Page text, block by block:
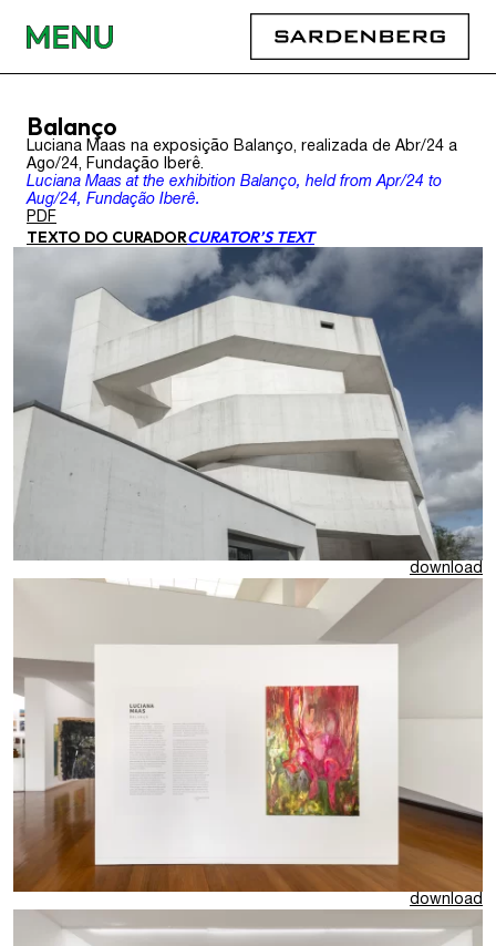
Balanço
Luciana Maas na exposição Balanço, realizada de Abr/24 a
Ago/24, Fundação Iberê.
Luciana Maas at the exhibition Balanço, held from Apr/24 to
Aug/24, Fundação Iberê.
PDF
TEXTO DO CURADORCURATOR’S TEXT
download
download